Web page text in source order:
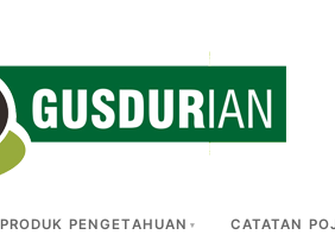
PRODUK PENGETAHUAN CATATAN